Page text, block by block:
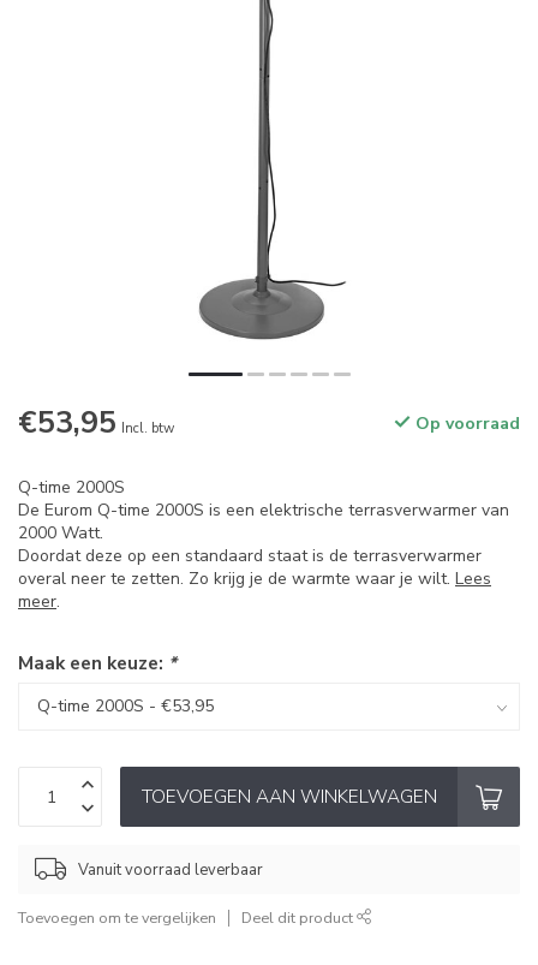
€53,95 Incl. btw Op voorraad
Q-time 2000S
De Eurom Q-time 2000S is een elektrische terrasverwarmer van
2000 Watt.
Doordat deze op een standaard staat is de terrasverwarmer
overal neer te zetten. Zo krijg je de warmte waar je wilt. Lees
meer.
Maak een keuze: *
TOEVOEGEN AAN WINKELWAGEN
Vanuit voorraad leverbaar
Toevoegen om te vergelijken Deel dit product